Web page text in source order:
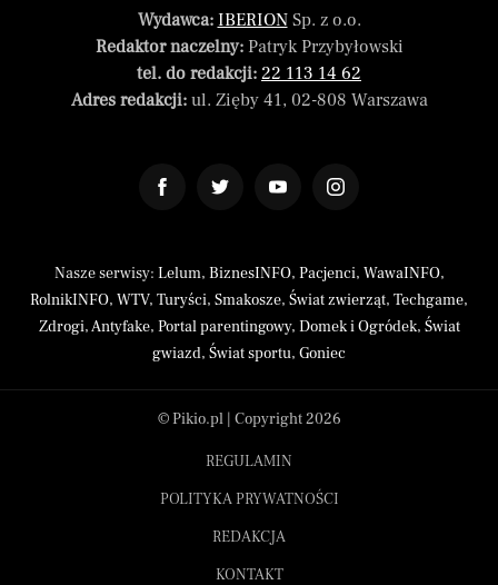
Wydawca: IBERIONSp. z o.o.
Redaktor naczelny:Patryk Przybyłowski
tel. do redakcji: 22 113 14 62
Adres redakcji:ul. Zięby 41, 02-808 Warszawa
Nasze serwisy: Lelum, BiznesINFO, Pacjenci, WawaINFO,
RolnikINFO, WTV, Turyści, Smakosze, Świat zwierząt, Techgame,
Zdrogi,Antyfake, Portal parentingowy, Domek i Ogródek, Świat
gwiazd, Świat sportu, Goniec
© Pikio.pl | Copyright 2026
REGULAMIN
POLITYKA PRYWATNOŚCI
REDAKCJA
KONTAKT